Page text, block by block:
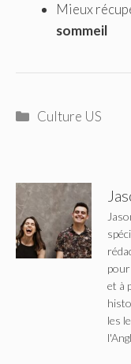
Mieux
sommeil
Catégories
Culture US
et à
les